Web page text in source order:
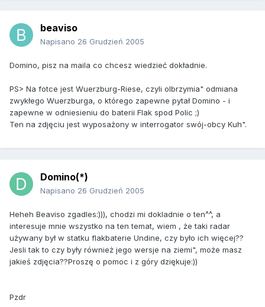
beaviso
Napisano 26 Grudzień 2005
Domino, pisz na maila co chcesz wiedzieć dokładnie.
PS> Na fotce jest Wuerzburg-Riese, czyli olbrzymia" odmiana
zwykłego Wuerzburga, o którego zapewne pytał Domino - i
zapewne w odniesieniu do baterii Flak spod Polic ;)
Ten na zdjęciu jest wyposażony w interrogator swój-obcy Kuh".
Domino(*)
Napisano 26 Grudzień 2005
Heheh Beaviso zgadles:))), chodzi mi dokladnie o ten^^, a
interesuje mnie wszystko na ten temat, wiem , że taki radar
używany był w statku flakbaterie Undine, czy było ich więcej??
Jesli tak to czy były również jego wersje na ziemi", może masz
jakieś zdjęcia??Proszę o pomoc i z góry dziękuje:))
Pzdr